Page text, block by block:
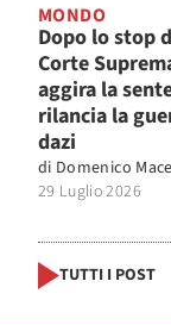
MONDO
Dopo lo stop
Corte
aggira la
rilancia la
dazi
di Domenico
29 Luglio 2026
TUTTI I POST